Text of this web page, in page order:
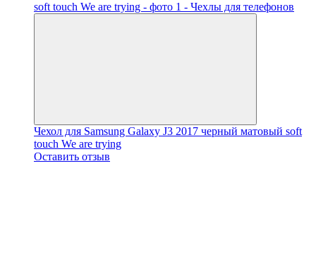
Чехол для Samsung Galaxy J3 2017 черный матовый soft
touch We are trying
Оставить отзыв